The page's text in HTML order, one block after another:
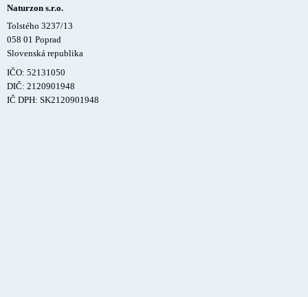
Naturzon s.r.o.
Tolstého 3237/13
058 01 Poprad
Slovenská republika
IČO: 52131050
DIČ: 2120901948
IČ DPH: SK2120901948